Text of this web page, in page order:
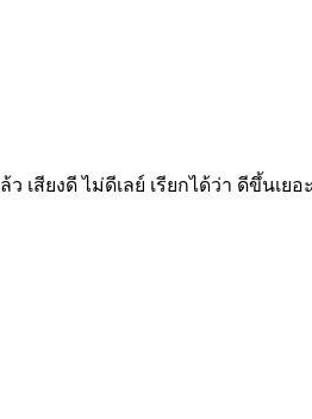
สียงดี ไม่ดีเลย์ เรียกได้ว่า ดีขึ้นเย